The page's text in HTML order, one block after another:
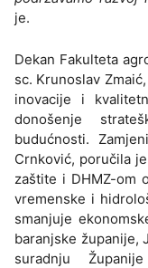
je.
Dekan Fakulteta
sc. Krunoslav
inovacije i
donošenje
budućnosti.
Crnković, poručila
zaštite i DHMZ-om
vremenske i
smanjuje
baranjske županije,
suradnju